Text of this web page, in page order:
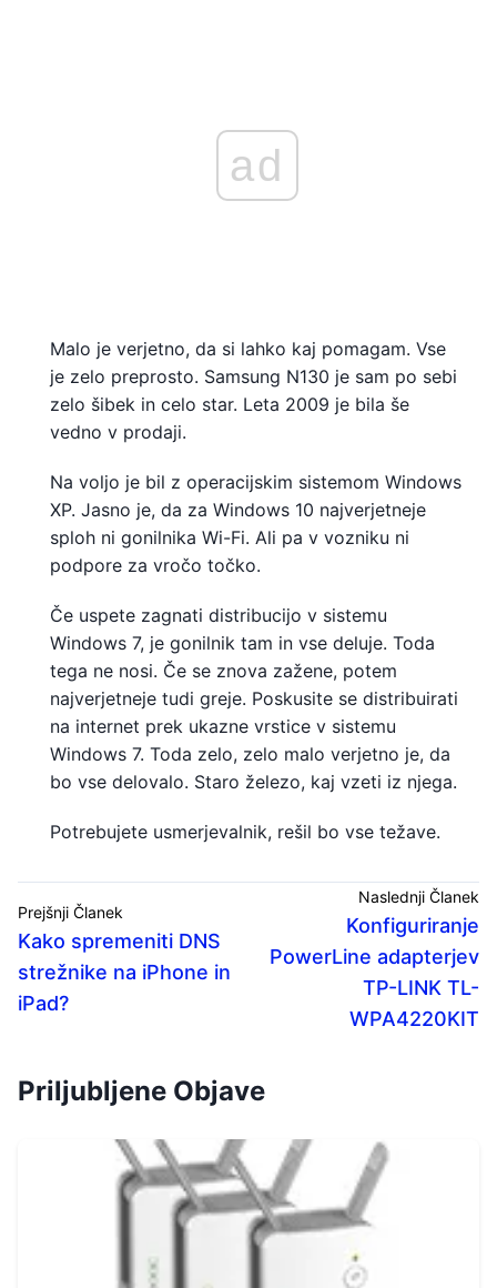
ad
Malo je verjetno, da si lahko kaj pomagam. Vse
je zelo preprosto. Samsung N130 je sam po sebi
zelo šibek in celo star. Leta 2009 je bila še
vedno v prodaji.
Na voljo je bil z operacijskim sistemom Windows
XP. Jasno je, da za Windows 10 najverjetneje
sploh ni gonilnika Wi-Fi. Ali pa v vozniku ni
podpore za vročo točko.
Če uspete zagnati distribucijo v sistemu
Windows 7, je gonilnik tam in vse deluje. Toda
tega ne nosi. Če se znova zažene, potem
najverjetneje tudi greje. Poskusite se distribuirati
na internet prek ukazne vrstice v sistemu
Windows 7. Toda zelo, zelo malo verjetno je, da
bo vse delovalo. Staro železo, kaj vzeti iz njega.
Potrebujete usmerjevalnik, rešil bo vse težave.
Prejšnji Članek
Kako spremeniti DNS
strežnike na iPhone in
iPad?
Naslednji Članek
Konfiguriranje
PowerLine adapterjev
TP-LINK TL-
WPA4220KIT
Priljubljene Objave